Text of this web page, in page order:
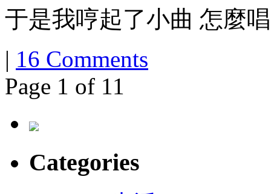
于是我哼起了小曲 怎麼
| 16 Comments
Page 1 of 11
Categories